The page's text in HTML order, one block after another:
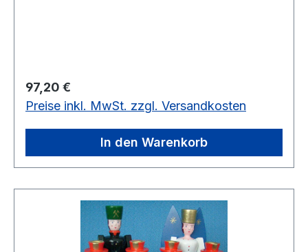
Regulärer Preis:
97,20 €
Preise inkl. MwSt. zzgl. Versandkosten
In den Warenkorb